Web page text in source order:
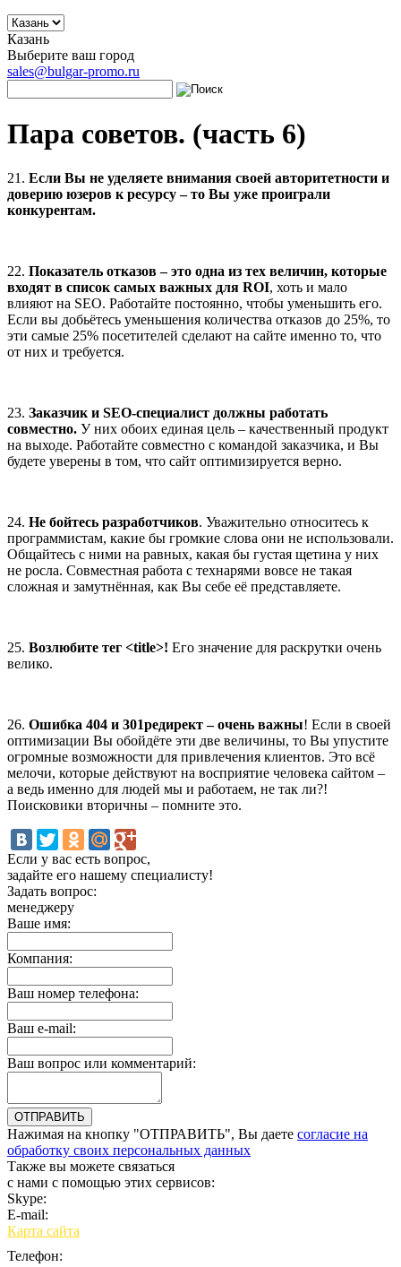
Казань
Выберите ваш город
sales@bulgar-promo.ru
Пара советов. (часть 6)
21. Если Вы не уделяете внимания своей авторитетности и
доверию юзеров к ресурсу – то Вы уже проиграли
конкурентам.
22. Показатель отказов – это одна из тех величин, которые
входят в список самых важных для ROI, хоть и мало
влияют на SEO. Работайте постоянно, чтобы уменьшить его.
Если вы добьётесь уменьшения количества отказов до 25%, то
эти самые 25% посетителей сделают на сайте именно то, что
от них и требуется.
23. Заказчик и SEO-специалист должны работать
совместно. У них обоих единая цель – качественный продукт
на выходе. Работайте совместно с командой заказчика, и Вы
будете уверены в том, что сайт оптимизируется верно.
24. Не бойтесь разработчиков. Уважительно относитесь к
программистам, какие бы громкие слова они не использовали.
Общайтесь с ними на равных, какая бы густая щетина у них
не росла. Совместная работа с технарями вовсе не такая
сложная и замутнённая, как Вы себе её представляете.
25. Возлюбите тег <title>! Его значение для раскрутки очень
велико.
26. Ошибка 404 и 301редирект – очень важны! Если в своей
оптимизации Вы обойдёте эти две величины, то Вы упустите
огромные возможности для привлечения клиентов. Это всё
мелочи, которые действуют на восприятие человека сайтом –
а ведь именно для людей мы и работаем, не так ли?!
Поисковики вторичны – помните это.
Если у вас есть вопрос,
задайте его нашему специалисту!
Задать вопрос:
менеджеру
Ваше имя:
Компания:
Ваш номер телефона:
Ваш e-mail:
Ваш вопрос или комментарий:
Нажимая на кнопку "ОТПРАВИТЬ", Вы даете согласие на
обработку своих персональных данных
Также вы можете связаться
с нами с помощью этих сервисов:
Skype:
E-mail:
Карта сайта
Телефон: